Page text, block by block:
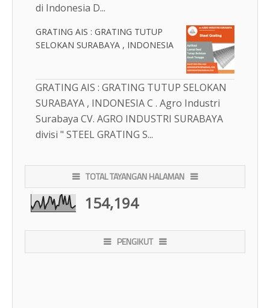
di Indonesia D...
GRATING AIS : GRATING TUTUP
SELOKAN SURABAYA , INDONESIA
GRATING AIS : GRATING TUTUP SELOKAN
SURABAYA , INDONESIA C . Agro Industri
Surabaya CV. AGRO INDUSTRI SURABAYA
divisi " STEEL GRATING S...
TOTAL TAYANGAN HALAMAN
154,194
PENGIKUT